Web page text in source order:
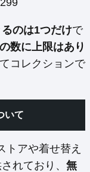
のは1つだけで
数に上限はあり
コレクションで
いて
トアや着せ替え
れており、 無